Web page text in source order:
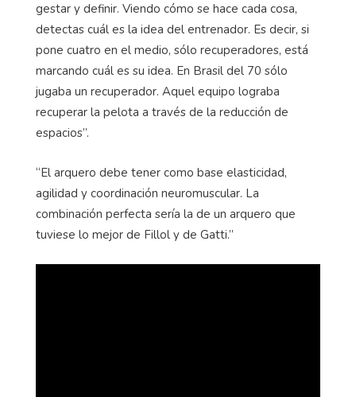
gestar y definir. Viendo cómo se hace cada cosa,
detectas cuál es la idea del entrenador. Es decir, si
pone cuatro en el medio, sólo recuperadores, está
marcando cuál es su idea. En Brasil del 70 sólo
jugaba un recuperador. Aquel equipo lograba
recuperar la pelota a través de la reducción de
espacios”.
“El arquero debe tener como base elasticidad,
agilidad y coordinación neuromuscular. La
combinación perfecta sería la de un arquero que
tuviese lo mejor de Fillol y de Gatti.”